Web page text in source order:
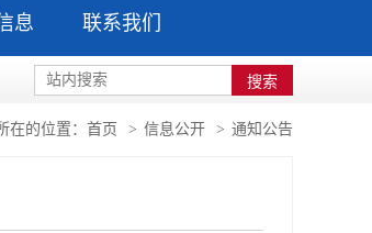
息 联系我们
在的位置： 首页 > 信息公开 > 通知公告